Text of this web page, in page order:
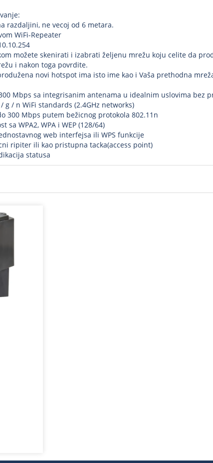
razdaljini, ne vecoj od 6 metara.
WiFi-Repeater
možete skenirati i izabrati željenu mrežu koju celite da
i nakon toga povrdite.
novi hotspot ima isto ime kao i Vaša prethodna
Mbps sa integrisanim antenama u idealnim uslovima bez
/ g / n WiFi standards (2.4GHz networks)
300 Mbps putem bežicnog protokola 802.11n
sa WPA2, WPA i WEP (128/64)
web interfejsa ili WPS funkcije
ripiter ili kao pristupna tacka(access point)
statusa